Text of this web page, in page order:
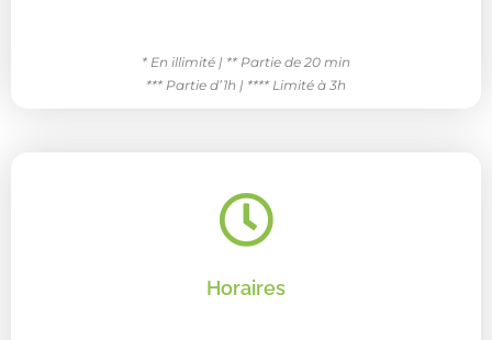
* En illimité | ** Partie de 20 min
*** Partie d’1h | **** Limité à 3h
Horaires